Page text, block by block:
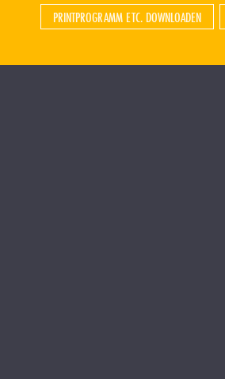
PRINTPROGRAMM ETC. DOWNLOADEN